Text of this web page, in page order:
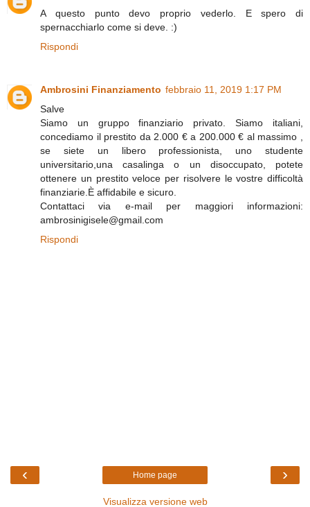
A questo punto devo proprio vederlo. E spero di
spernacchiarlo come si deve. :)
Rispondi
Ambrosini Finanziamento febbraio 11, 2019 1:17 PM
Salve
Siamo un gruppo finanziario privato. Siamo italiani,
concediamo il prestito da 2.000 € a 200.000 € al massimo ,
se siete un libero professionista, uno studente
universitario,una casalinga o un disoccupato, potete
ottenere un prestito veloce per risolvere le vostre difficoltà
finanziarie.È affidabile e sicuro.
Contattaci via e-mail per maggiori informazioni:
ambrosinigisele@gmail.com
Rispondi
‹ ›
Home page
Visualizza versione web